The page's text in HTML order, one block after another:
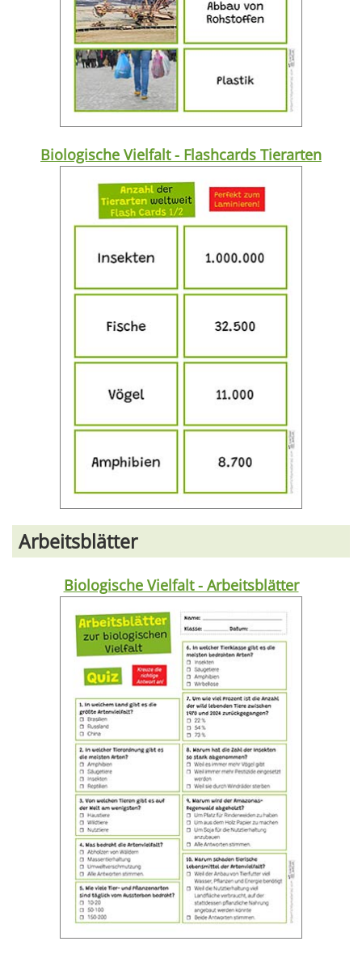
Biologische Vielfalt - Flashcards Tierarten
Arbeitsblätter
Biologische Vielfalt - Arbeitsblätter